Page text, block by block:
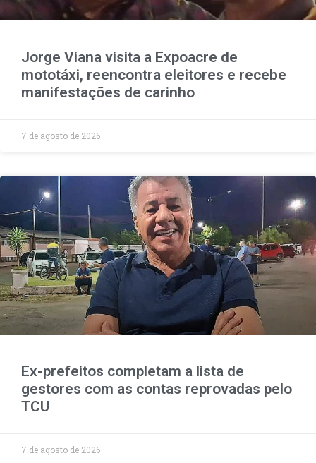
Jorge Viana visita a Expoacre de
mototáxi, reencontra eleitores e recebe
manifestações de carinho
7 de agosto de 2026
Ex-prefeitos completam a lista de
gestores com as contas reprovadas pelo
TCU
7 de agosto de 2026